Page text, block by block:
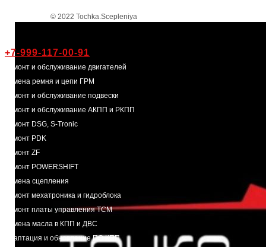
© 2022 Tochka.Scepleniya
+7-999-117-00-91
Ремонт и обслуживание двигателей
Замена ремня и цепи ГРМ
Ремонт и обслуживание подвески
Ремонт и обслуживание АКПП и РКПП
Ремонт DSG, S-Tronic
Ремонт PDK
Ремонт ZF
Ремонт POWERSHIFT
Замена сцепления
Ремонт мехатроника и гидроблока
Ремонт платы управления ТСМ
Замена масла в КПП и ДВС
Адаптация и обновление ПО КПП